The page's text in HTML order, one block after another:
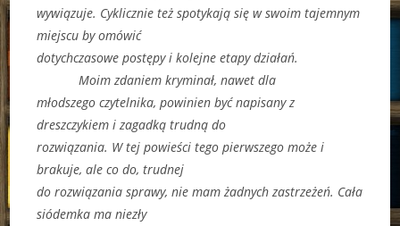
wywiązuje. Cyklicznie też spotykają się w swoim tajemnym
miejscu by omówić
dotychczasowe postępy i kolejne etapy działań.
Moim zdaniem kryminał, nawet dla
młodszego czytelnika, powinien być napisany z
dreszczykiem i zagadką trudną do
rozwiązania. W tej powieści tego pierwszego może i
brakuje, ale co do, trudnej
do rozwiązania sprawy, nie mam żadnych zastrzeżeń. Cała
siódemka ma niezły